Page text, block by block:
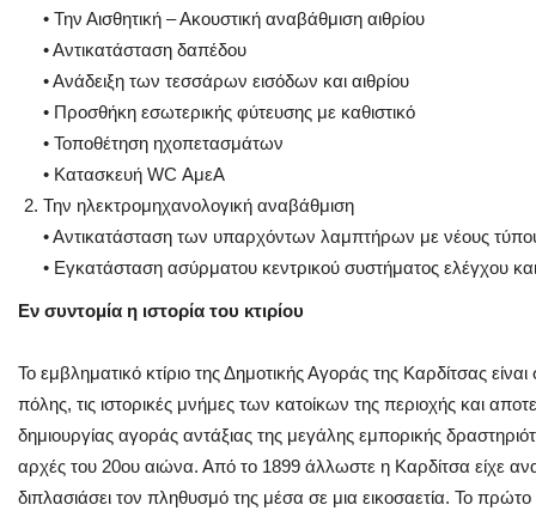
• Την Αισθητική – Ακουστική αναβάθμιση αιθρίου
• Αντικατάσταση δαπέδου
• Ανάδειξη των τεσσάρων εισόδων και αιθρίου
• Προσθήκη εσωτερικής φύτευσης με καθιστικό
• Τοποθέτηση ηχοπετασμάτων
• Κατασκευή WC ΑμεΑ
Την ηλεκτρομηχανολογική αναβάθμιση
• Αντικατάσταση των υπαρχόντων λαμπτήρων με νέους
• Εγκατάσταση ασύρματου κεντρικού συστήματος ελέγχου
Εν συντομία η ιστορία του κτιρίου
Το εμβληματικό κτίριο της Δημοτικής Αγοράς της Καρδίτσας
πόλης, τις ιστορικές μνήμες των κατοίκων της περιοχής και
δημιουργίας αγοράς αντάξιας της μεγάλης εμπορικής
αρχές του 20ου αιώνα. Από το 1899 άλλωστε η Καρδίτσα είχε
διπλασιάσει τον πληθυσμό της μέσα σε μια εικοσαετία. Το